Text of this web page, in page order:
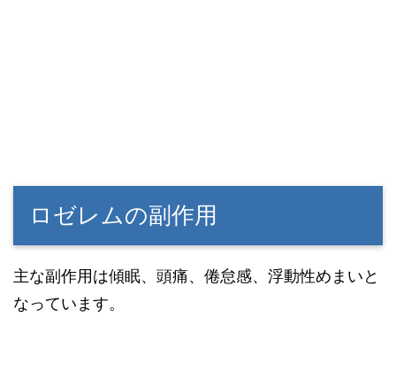
ロゼレムの副作用
主な副作用は傾眠、頭痛、倦怠感、浮動性めまいと
なっています。